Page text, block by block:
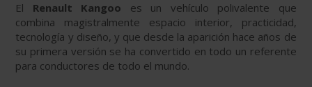
El Renault Kangoo es un vehículo polivalente que
combina magistralmente espacio interior, practicidad,
tecnología y diseño, y que desde la aparición hace años de
su primera versión se ha convertido en todo un referente
para conductores de todo el mundo.